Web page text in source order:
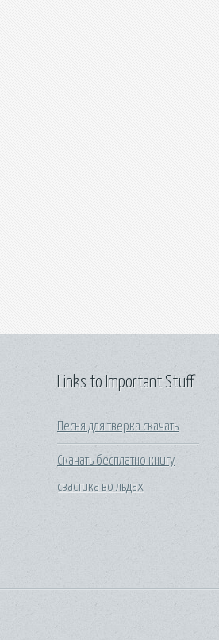
Links to Important Stuff
Песня для тверка скачать
Скачать бесплатно книгу
свастика во льдах